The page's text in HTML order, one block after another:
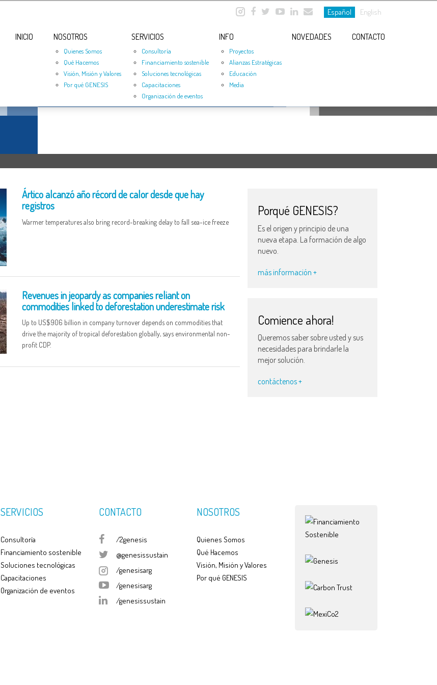
Español English
INICIO NOSOTROS
Quienes Somos
Qué Hacemos
Visión, Misión y Valores
Por qué GENESIS
SERVICIOS
Consultoría
Financiamiento sostenible
Soluciones tecnológicas
Capacitaciones
Organización de eventos
INFO
Proyectos
Alianzas Estratégicas
Educación
Media
NOVEDADES CONTACTO
Ártico alcanzó año récord de calor desde que hay
registros
Warmer temperatures also bring record-breaking delay to fall sea-ice freeze
Revenues in jeopardy as companies reliant on
commodities linked to deforestation underestimate risk
Up to US$906 billion in company turnover depends on commodities that
drive the majority of tropical deforestation globally, says environmental non-
profit CDP.
Porqué GENESIS?
Es el origen y principio de una
nueva etapa. La formación de algo
nuevo.
más información +
Comience ahora!
Queremos saber sobre usted y sus
necesidades para brindarle la
mejor solución.
contáctenos +
SERVICIOS
Consultoría
Financiamiento sostenible
Soluciones tecnológicas
Capacitaciones
Organización de eventos
CONTACTO
/2genesis
@genesissustain
/genesisarg
/genesisarg
/genesissustain
NOSOTROS
Quienes Somos
Qué Hacemos
Visión, Misión y Valores
Por qué GENESIS